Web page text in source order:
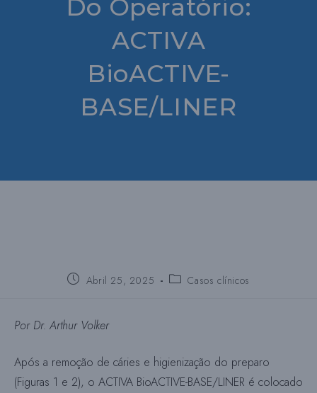
Do Operatório:
ACTIVA
BioACTIVE-
BASE/LINER
Publica:Abril 25, 2025
PublicaCasos clínicos
Por Dr. Arthur Volker
Após a remoção de cáries e higienização do preparo
(Figuras 1 e 2), o ACTIVA BioACTIVE-BASE/LINER é colocado